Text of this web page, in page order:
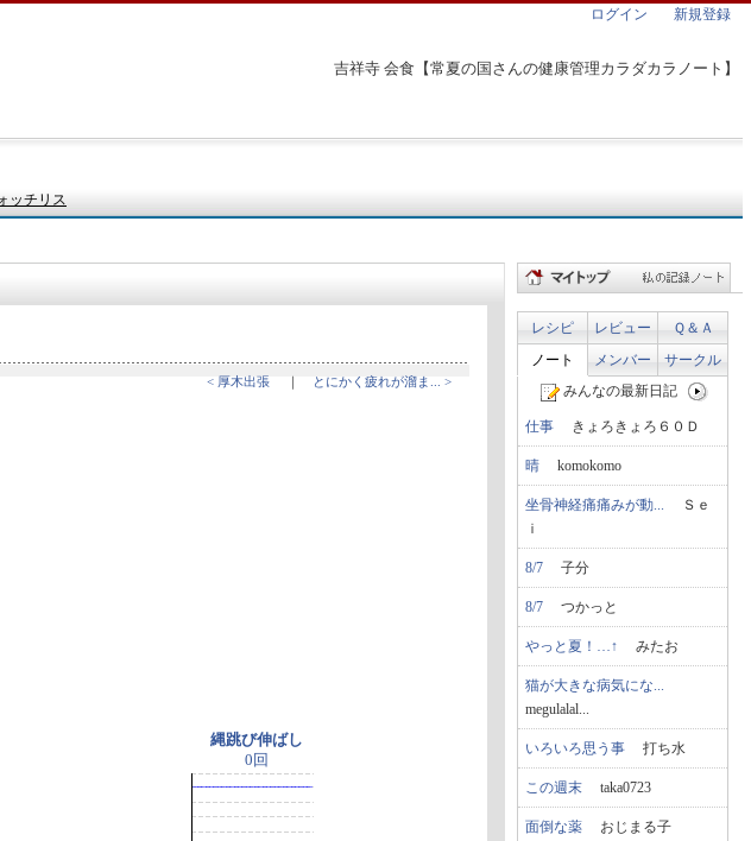
吉祥寺 会食【常夏の国さんの健康管理カラダカラノート】
ログイン 新規登録
ッチリス
< 厚木出張 ｜ とにかく疲れが溜ま... >
縄跳び伸ばし
0回
レシピ レビュー
Ｑ＆Ａ
ノート
メンバー
サークル
みんなの最新日記
仕事 きょろきょろ６０Ｄ
晴 komokomo
坐骨神経痛痛みが動... Ｓｅ
ｉ
8/7 子分
8/7 つかっと
やっと夏！…↑ みたお
猫が大きな病気にな...
megulalal...
いろいろ思う事 打ち水
この週末 taka0723
面倒な薬 おじまる子